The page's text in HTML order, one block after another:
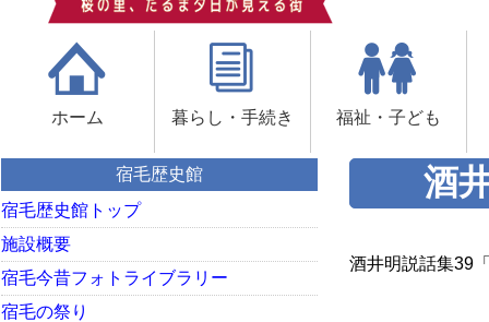
ホーム 暮らし・手続き 福祉・子ども
酒
酒井明説話集39
宿毛歴史館
宿毛歴史館トップ
施設概要
宿毛今昔フォトライブラリー
宿毛の祭り